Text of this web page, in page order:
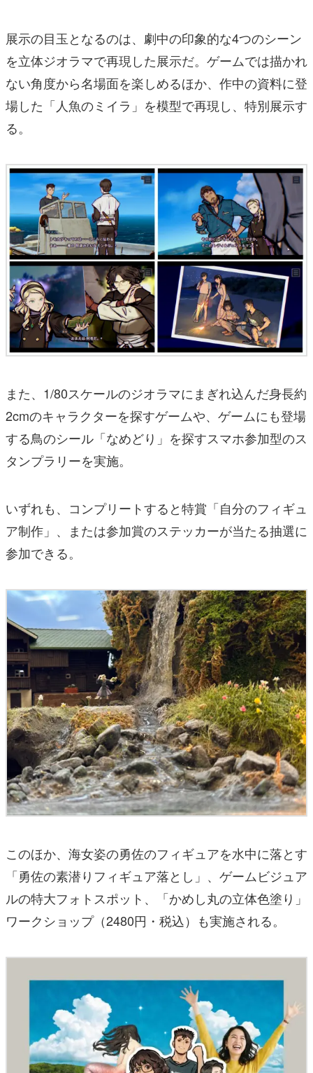
展示の目玉となるのは、劇中の印象的な4つのシーン
を立体ジオラマで再現した展示だ。ゲームでは描かれ
ない角度から名場面を楽しめるほか、作中の資料に登
場した「人魚のミイラ」を模型で再現し、特別展示す
る。
また、1/80スケールのジオラマにまぎれ込んだ身長約
2cmのキャラクターを探すゲームや、ゲームにも登場
する鳥のシール「なめどり」を探すスマホ参加型のス
タンプラリーを実施。
いずれも、コンプリートすると特賞「自分のフィギュ
ア制作」、または参加賞のステッカーが当たる抽選に
参加できる。
このほか、海女姿の勇佐のフィギュアを水中に落とす
「勇佐の素潜りフィギュア落とし」、ゲームビジュア
ルの特大フォトスポット、「かめし丸の立体色塗り」
ワークショップ（2480円・税込）も実施される。